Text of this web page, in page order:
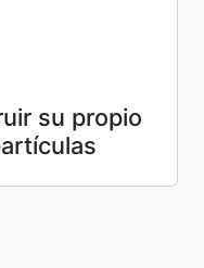
su propio